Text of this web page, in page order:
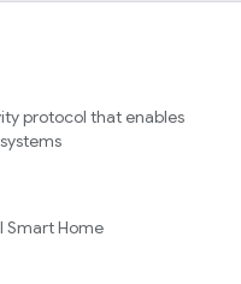
protocol that enables
Smart Home